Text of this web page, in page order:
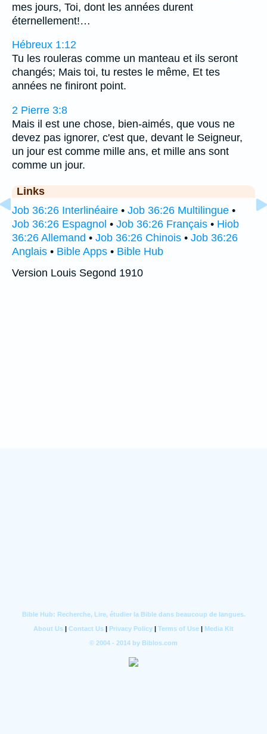
mes jours, Toi, dont les années durent
éternellement!…
Hébreux 1:12
Tu les rouleras comme un manteau et ils seront
changés; Mais toi, tu restes le même, Et tes
années ne finiront point.
2 Pierre 3:8
Mais il est une chose, bien-aimés, que vous ne
devez pas ignorer, c'est que, devant le Seigneur,
un jour est comme mille ans, et mille ans sont
comme un jour.
Links
Job 36:26 Interlinéaire • Job 36:26 Multilingue •
Job 36:26 Espagnol • Job 36:26 Français • Hiob
36:26 Allemand • Job 36:26 Chinois • Job 36:26
Anglais • Bible Apps • Bible Hub
Version Louis Segond 1910